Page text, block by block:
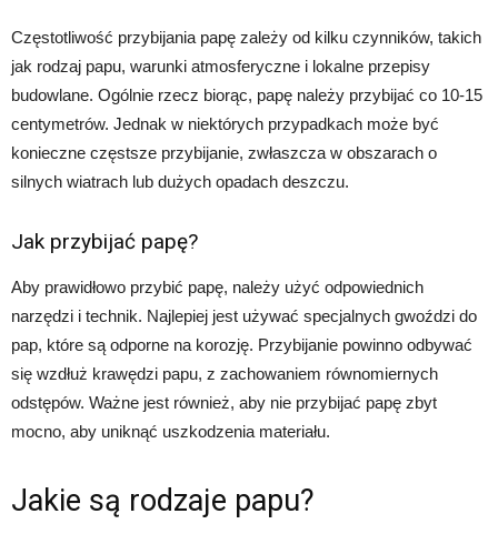
Częstotliwość przybijania papę zależy od kilku czynników, takich
jak rodzaj papu, warunki atmosferyczne i lokalne przepisy
budowlane. Ogólnie rzecz biorąc, papę należy przybijać co 10-15
centymetrów. Jednak w niektórych przypadkach może być
konieczne częstsze przybijanie, zwłaszcza w obszarach o
silnych wiatrach lub dużych opadach deszczu.
Jak przybijać papę?
Aby prawidłowo przybić papę, należy użyć odpowiednich
narzędzi i technik. Najlepiej jest używać specjalnych gwoździ do
pap, które są odporne na korozję. Przybijanie powinno odbywać
się wzdłuż krawędzi papu, z zachowaniem równomiernych
odstępów. Ważne jest również, aby nie przybijać papę zbyt
mocno, aby uniknąć uszkodzenia materiału.
Jakie są rodzaje papu?